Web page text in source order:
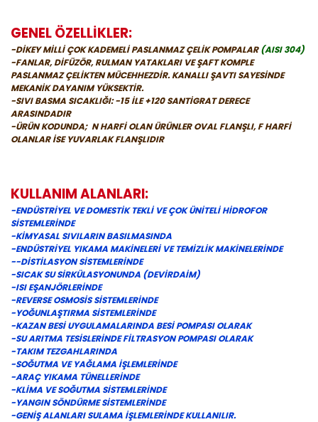
GENEL ÖZELLİKLER:
-DİKEY MİLLİ ÇOK KADEMELİ PASLANMAZ ÇELİK POMPALAR(AISI 304)
-FANLAR, DİFÜZÖR, RULMAN YATAKLARI VE ŞAFT KOMPLE
PASLANMAZ ÇELİKTEN MÜCEHHEZDİR. KANALLI ŞAVTI SAYESİNDE
MEKANİK DAYANIM YÜKSEKTİR.
-SIVI BASMA SICAKLIĞI: -15 İLE +120 SANTİGRAT DERECE
ARASINDADIR
-ÜRÜN KODUNDA; N HARFİ OLAN ÜRÜNLER OVAL FLANŞLI, F HARFİ
OLANLAR İSE YUVARLAK FLANŞLIDIR
KULLANIM ALANLARI:
-ENDÜSTRİYEL VE DOMESTİK TEKLİ VE ÇOK ÜNİTELİ HİDROFOR
SİSTEMLERİNDE
-KİMYASAL SIVILARIN BASILMASINDA
-ENDÜSTRİYEL YIKAMA MAKİNELERİ VE TEMİZLİK MAKİNELERİNDE
--DİSTİLASYON SİSTEMLERİNDE
-SICAK SU SİRKÜLASYONUNDA (DEVİRDAİM)
-ISI EŞANJÖRLERİNDE
-REVERSE OSMOSİS SİSTEMLERİNDE
-YOĞUNLAŞTIRMA SİSTEMLERİNDE
-KAZAN BESİ UYGULAMALARINDA BESİ POMPASI OLARAK
-SU ARITMA TESİSLERİNDE FİLTRASYON POMPASI OLARAK
-TAKIM TEZGAHLARINDA
-SOĞUTMA VE YAĞLAMA İŞLEMLERİNDE
-ARAÇ YIKAMA TÜNELLERİNDE
-KLİMA VE SOĞUTMA SİSTEMLERİNDE
-YANGIN SÖNDÜRME SİSTEMLERİNDE
-GENİŞ ALANLARI SULAMA İŞLEMLERİNDE KULLANILIR.